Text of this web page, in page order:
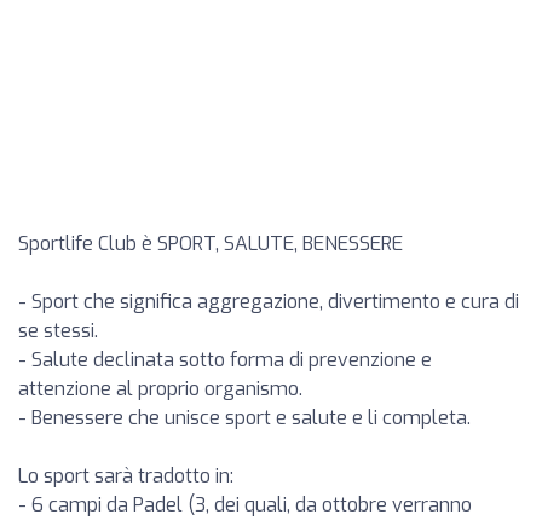
Sportlife Club è SPORT, SALUTE, BENESSERE
- Sport che significa aggregazione, divertimento e cura di
se stessi.
- Salute declinata sotto forma di prevenzione e
attenzione al proprio organismo.
- Benessere che unisce sport e salute e li completa.
Lo sport sarà tradotto in:
- 6 campi da Padel (3, dei quali, da ottobre verranno